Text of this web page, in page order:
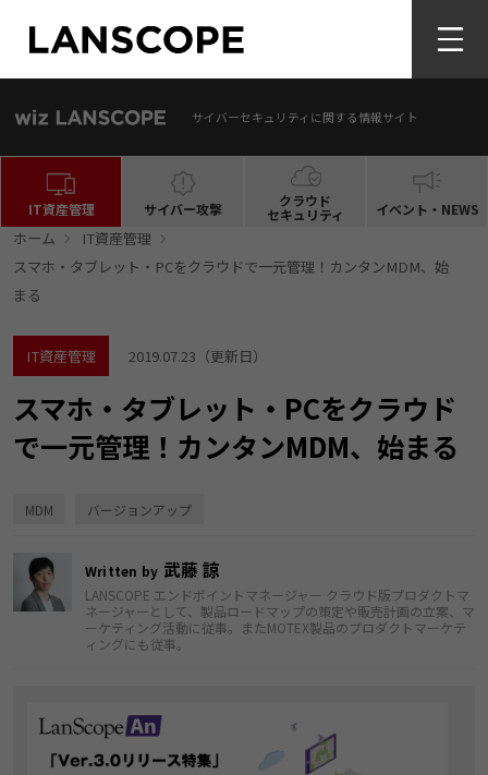
サイバーセキュリティに関する情報サイト
IT資産管理 サイバー攻撃 クラウド
セキュリティ イベント・NEWS
ホーム
IT資産管理
スマホ・タブレット・PCをクラウドで一元管理！カンタンMDM、始
まる
IT資産管理 2019.07.23 （更新日）
スマホ・タブレット・PCをクラウド
で一元管理！カンタンMDM、始まる
MDM バージョンアップ
Written by 武藤 諒
LANSCOPE エンドポイントマネージャー クラウド版プロダクトマ
ネージャーとして、製品ロードマップの策定や販売計画の立案、マ
ーケティング活動に従事。またMOTEX製品のプロダクトマーケテ
ィングにも従事。